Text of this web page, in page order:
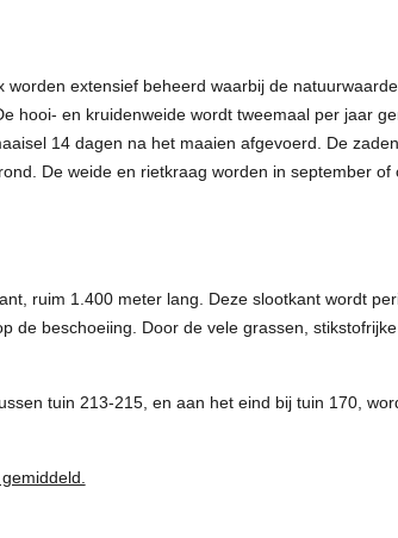
worden extensief beheerd waarbij de
hooi- en kruidenweide wordt tweemaal per jaar
14 dagen na het maaien afgevoerd. De
De weide en rietkraag worden in september
ruim 1.400 meter lang. Deze slootkant wordt
de beschoeiing. Door de vele grassen,
tuin 213-215, en aan het eind bij tuin 170,